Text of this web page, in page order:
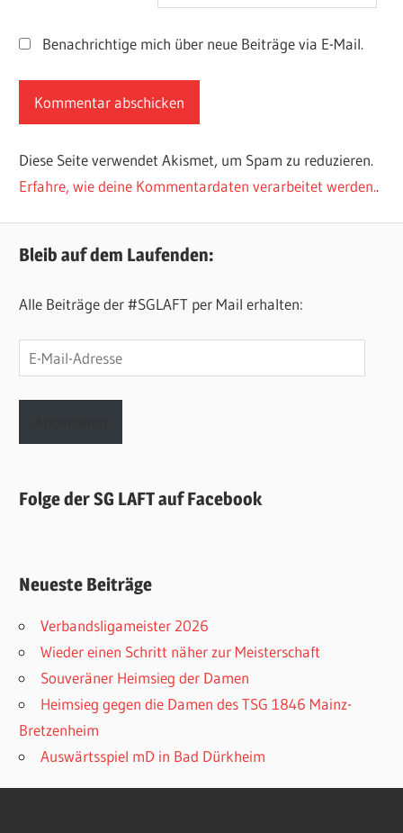
Benachrichtige mich über neue Beiträge via E-Mail.
Diese Seite verwendet Akismet, um Spam zu reduzieren.
Erfahre, wie deine Kommentardaten verarbeitet werden..
Bleib auf dem Laufenden:
Alle Beiträge der #SGLAFT per Mail erhalten:
E-
Mail-
Adresse
Folge der SG LAFT auf Facebook
Neueste Beiträge
Verbandsligameister 2026
Wieder einen Schritt näher zur Meisterschaft
Souveräner Heimsieg der Damen
Heimsieg gegen die Damen des TSG 1846 Mainz-
Bretzenheim
Auswärtsspiel mD in Bad Dürkheim